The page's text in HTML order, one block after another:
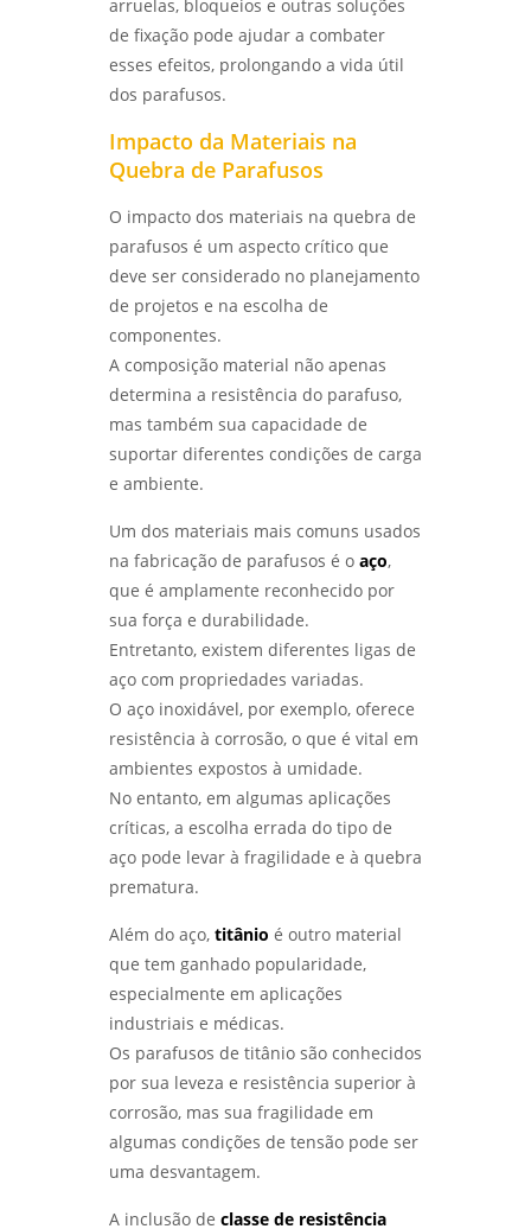
DE FALHAS EM EQUIPAMENTOS TRANSFORMA
RESULTADOS - LABMETAL
DESVENDANDO O ENSAIO DE CORROSÃO:
PROTEJA SEUS MATERIAIS COM
DESCUBRA COMO UM LABORATÓRIO DE
INDÚSTRIA - LABMETAL
DESVENDANDO OS SEGREDOS DOS ENSAIOS
MECÂNICOS PARA MATERIAIS INOVADORES -
LABMETAL
COMO ESCOLHER AS MELHORES EMPRESAS DE
ENSAIOS NÃO DESTRUTIVOS - LABMETAL
COMO O ENSAIO DE CORROSÃO ACELERADA
GARANTE MATERIAIS DURÁVEIS - LABMETAL
COMO ESCOLHER UM LABORATÓRIO DE
ENSAIOS MECÂNICOS EM SP PARA GARANTIR A
QUALIDADE DOS SEUS MATERIAIS - LABMETAL
ANÁLISE METALOGRÁFICA PARA ENTENDER
ESTRUTURAS DOS MATERIAIS E MELHORAR
PROCESSOS - LABMETAL
COMO FUNCIONA O SERVIÇO DE
QUALIFICAÇÃO DE SOLDADOR E SUAS
VANTAGENS - LABMETAL
ANÁLISE DE FALHAS EM MÁQUINAS E
EQUIPAMENTOS PARA OTIMIZAÇÃO DE
PRODUÇÃO - LABMETAL
GARANTIR A EXCELÊNCIA NA SOLDAGEM -
LABMETAL
LABORATÓRIO DE ENSAIOS: DESCUBRA OS
INOVAÇÃO - LABMETAL
DESVENDANDO OS SEGREDOS DOS ENSAIOS
MECÂNICOS E METALÚRGICOS PARA
INOVAÇÃO - LABMETAL
DESVENDANDO OS ENSAIOS MECÂNICOS
qualificação de eps em sp
qualificação de eps em são josé dos
campos
qualificação de eps em são paulo
qualificacao de solda
arruelas, bloqueios e outras soluções
de fixação pode ajudar a combater
esses efeitos, prolongando a vida útil
dos parafusos.
Impacto da Materiais na
Quebra de Parafusos
O impacto dos materiais na quebra de
parafusos é um aspecto crítico que
deve ser considerado no planejamento
de projetos e na escolha de
componentes.
A composição material não apenas
determina a resistência do parafuso,
mas também sua capacidade de
suportar diferentes condições de carga
e ambiente.
Um dos materiais mais comuns usados
na fabricação de parafusos é o aço,
que é amplamente reconhecido por
sua força e durabilidade.
Entretanto, existem diferentes ligas de
aço com propriedades variadas.
O aço inoxidável, por exemplo, oferece
resistência à corrosão, o que é vital em
ambientes expostos à umidade.
No entanto, em algumas aplicações
críticas, a escolha errada do tipo de
aço pode levar à fragilidade e à quebra
prematura.
Além do aço, titânio é outro material
que tem ganhado popularidade,
especialmente em aplicações
industriais e médicas.
Os parafusos de titânio são conhecidos
por sua leveza e resistência superior à
corrosão, mas sua fragilidade em
algumas condições de tensão pode ser
uma desvantagem.
A inclusão de classe de resistência